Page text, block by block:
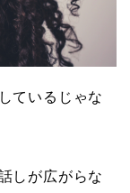
ているじゃな
しが広がらな